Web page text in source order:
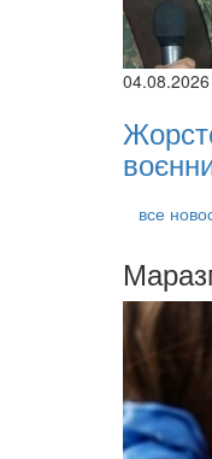
04.08.2026
все